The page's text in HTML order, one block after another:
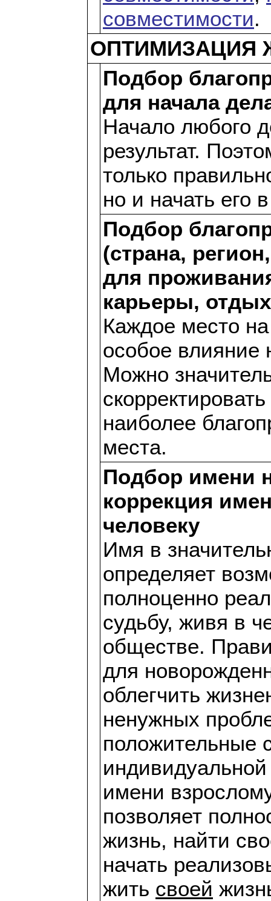
совместимости.
ОПТИМИЗАЦИЯ
Подбор
для начала
Начало любого
результат.
только
но и начать его
Подбор
(страна,
для
карьеры,
Каждое место
особое влияние
Можно
наиболее
места.
Подбор имени
коррекция
человеку
Имя в
определяет
полноценно
судьбу, живя в
обществе.
для
облегчить
ненужных
положительные
имени
позволяет
жизнь, найти
начать
жить своей